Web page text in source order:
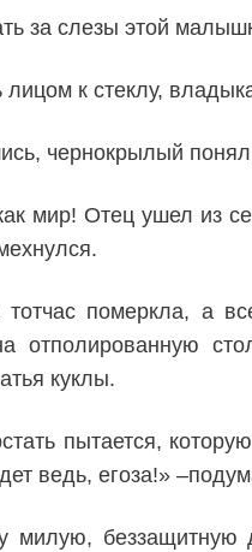
за слезы этой
к стеклу,
чернокрылый
мир! Отец ушел из
померкла, а
отполированную
куклы.
пытается,
ведь, егоза!»
милую, беззащитную